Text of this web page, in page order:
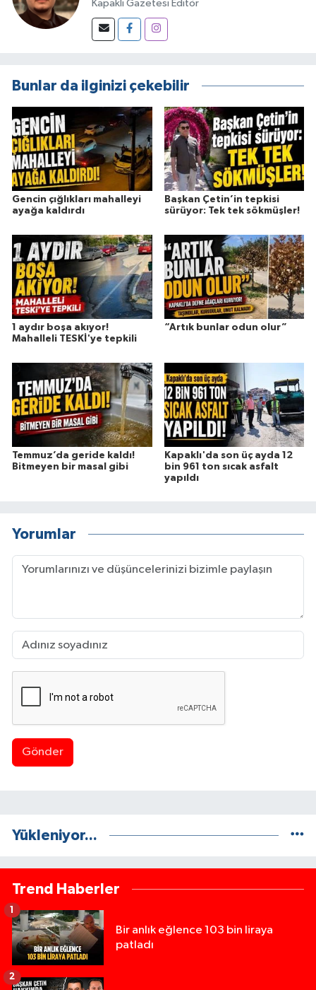
Kapaklı Gazetesi Editör
Bunlar da ilginizi çekebilir
Gencin çığlıkları mahalleyi
ayağa kaldırdı
Başkan Çetin’in tepkisi
sürüyor: Tek tek sökmüşler!
1 aydır boşa akıyor!
Mahalleli TESKİ'ye tepkili
“Artık bunlar odun olur”
Temmuz’da geride kaldı!
Bitmeyen bir masal gibi
Kapaklı'da son üç ayda 12
bin 961 ton sıcak asfalt
yapıldı
Yorumlar
Gönder
Yükleniyor...
Trend Haberler
Bir anlık eğlence 103 bin liraya
patladı
1
2